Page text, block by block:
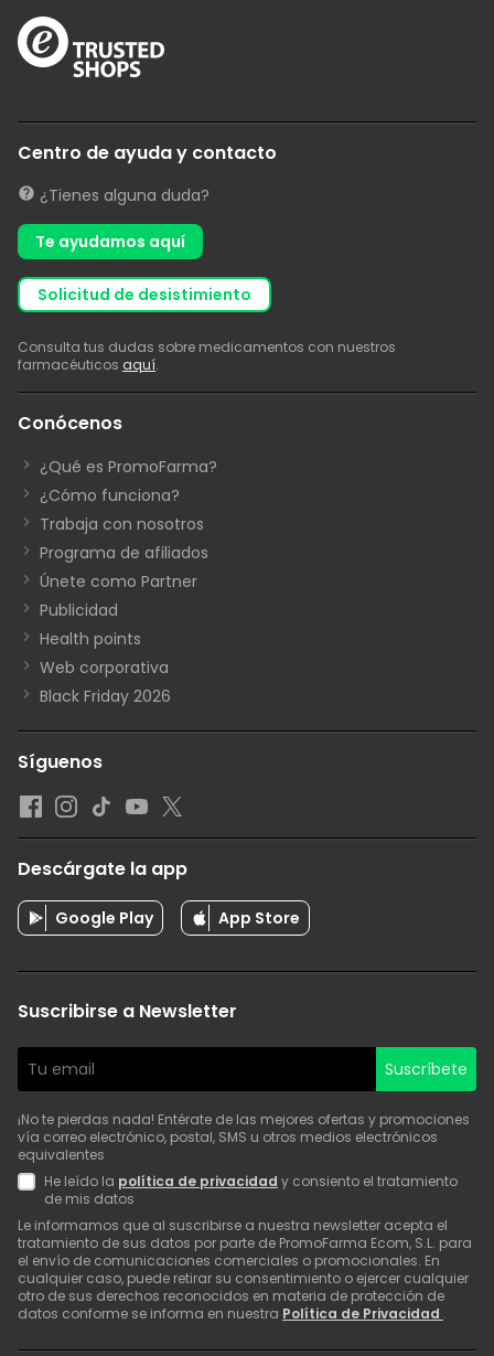
Centro de ayuda y contacto
¿Tienes alguna duda?
Te ayudamos aquí
solicitud de desistimiento
Consulta tus dudas sobre medicamentos con nuestros
farmacéuticos aquí.
Conócenos
¿Qué es PromoFarma?
¿Cómo funciona?
Trabaja con nosotros
Programa de afiliados
Únete como Partner
Publicidad
Health points
Web corporativa
Black Friday 2026
Síguenos
Descárgate la app
Google Play App Store
Suscribirse a Newsletter
Suscríbete
¡No te pierdas nada! Entérate de las mejores ofertas y promociones
vía correo electrónico, postal, SMS u otros medios electrónicos
equivalentes
He leído la política de privacidad y consiento el tratamiento
de mis datos
Le informamos que al suscribirse a nuestra newsletter acepta el
tratamiento de sus datos por parte de PromoFarma Ecom, S.L. para
el envío de comunicaciones comerciales o promocionales. En
cualquier caso, puede retirar su consentimiento o ejercer cualquier
otro de sus derechos reconocidos en materia de protección de
datos conforme se informa en nuestra Política de Privacidad .